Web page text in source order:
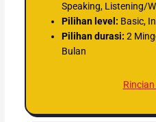
Speaking, Listening/
Pilihan level: Basic,
Pilihan durasi: 2
Bulan